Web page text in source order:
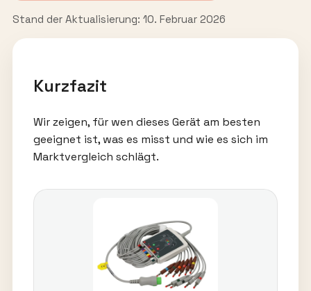
Stand der Aktualisierung: 10. Februar 2026
Kurzfazit
Wir zeigen, für wen dieses Gerät am besten
geeignet ist, was es misst und wie es sich im
Marktvergleich schlägt.